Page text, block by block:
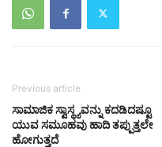
Previous article
ಸಾಮಾಜಿಕ ಸ್ವಾಸ್ಥ್ಯವನ್ನು ಕದಡಿದಷ್ಟೂ
ಯುವ ಸಮೂಹವು ಹಾದಿ ತಪ್ಪುತ್ತಲೇ
ಹೋಗುತ್ತದೆ